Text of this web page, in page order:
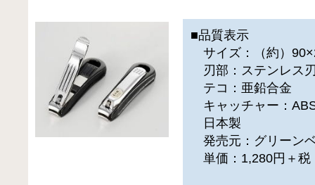
■品質表示
サイズ：（約）
刃部：ステンレス
テコ：亜鉛合金
キャッチャー：
日本製
発売元：グリーン
単価：1,280円＋税